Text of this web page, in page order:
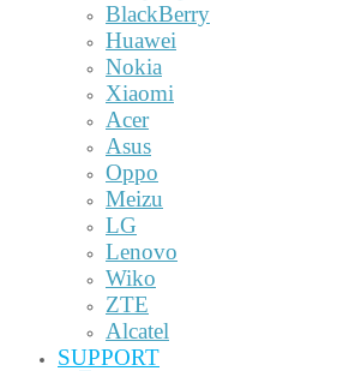
BlackBerry
Huawei
Nokia
Xiaomi
Acer
Asus
Oppo
Meizu
LG
Lenovo
Wiko
ZTE
Alcatel
SUPPORT